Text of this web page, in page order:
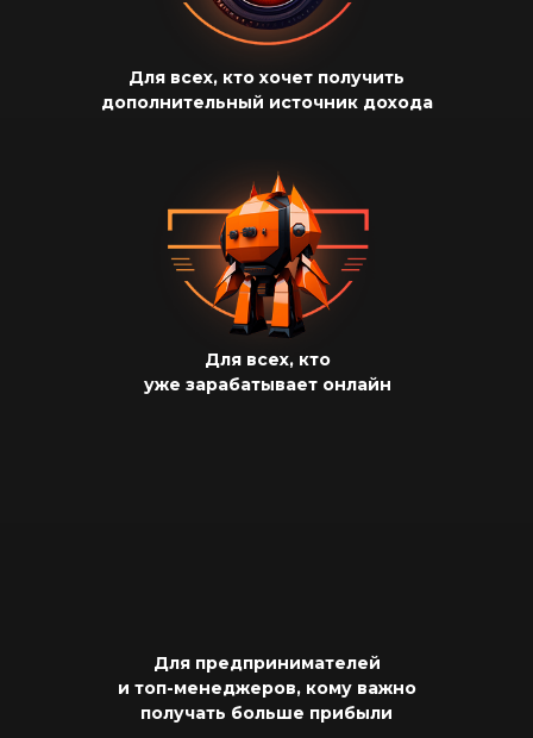
Для всех, кто
уже зарабатывает онлайн
Для предпринимателей
и топ-менеджеров, кому важно
получать больше прибыли
Для всех, кто хочет получить
дополнительный источник дохода